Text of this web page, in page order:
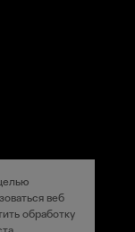
веб
обработку